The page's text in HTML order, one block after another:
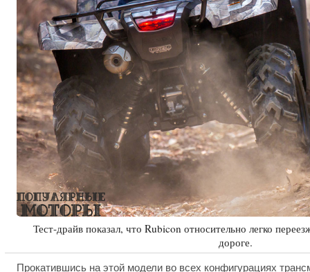
Тест-драйв показал, что Rubicon относительно легко
дороге.
Прокатившись на этой модели во всех конфигурациях